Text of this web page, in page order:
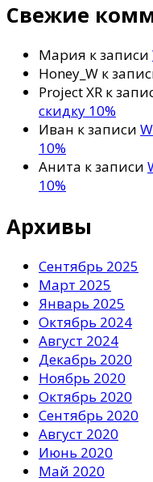
Свежие
Мария к записи
Honey_W к
Project XR к
скидку 10%
Иван к записи
10%
Анита к записи
10%
Архивы
Сентябрь 2025
Март 2025
Январь 2025
Октябрь 2024
Август 2024
Декабрь 2020
Ноябрь 2020
Октябрь 2020
Сентябрь 2020
Август 2020
Июнь 2020
Май 2020